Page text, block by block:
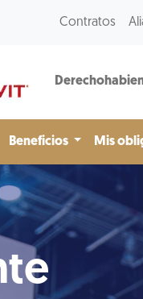
Contratos
Beneficios Mis